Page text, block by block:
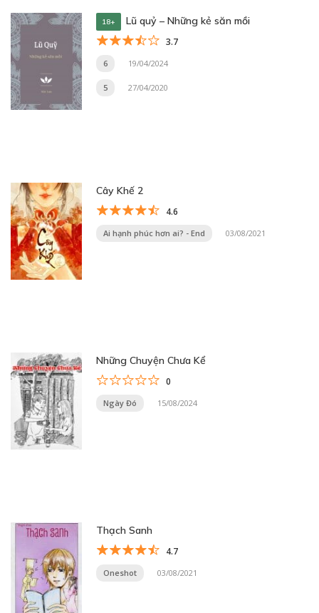
18+ Lũ quỷ – Những kẻ săn mồi
3.7
6 19/04/2024
5 27/04/2020
Cây Khế 2
4.6
Ai hạnh phúc hơn ai? - End 03/08/2021
Những Chuyện Chưa Kể
0
Ngày Đó 15/08/2024
Thạch Sanh
4.7
Oneshot 03/08/2021